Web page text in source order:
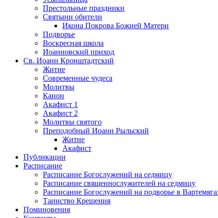
Престольные праздники
Святыни обители
Икона Покрова Божией Матери
Подворье
Воскресная школа
Иоанновский приход
Св. Иоанн Кронштадтский
Житие
Современные чудеса
Молитвы
Канон
Акафист 1
Акафист 2
Молитвы святого
Преподобный Иоанн Рыльский
Житие
Акафист
Публикации
Расписание
Расписание Богослужений на седмицу
Расписание священнослужителей на седмицу
Расписание Богослужений на подворье в
Таинство Крещения
Поминовения